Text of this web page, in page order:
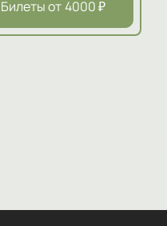
Билеты от 4000₽